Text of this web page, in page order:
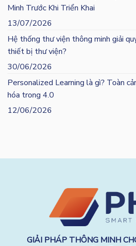
Minh Trước Khi Triển Khai
13/07/2026
Hệ thống thư viện thông minh giải
thiết bị thư viện?
30/06/2026
Personalized Learning là gì? Toàn
hóa trong 4.0
12/06/2026
GIẢI PHÁP THÔNG MINH